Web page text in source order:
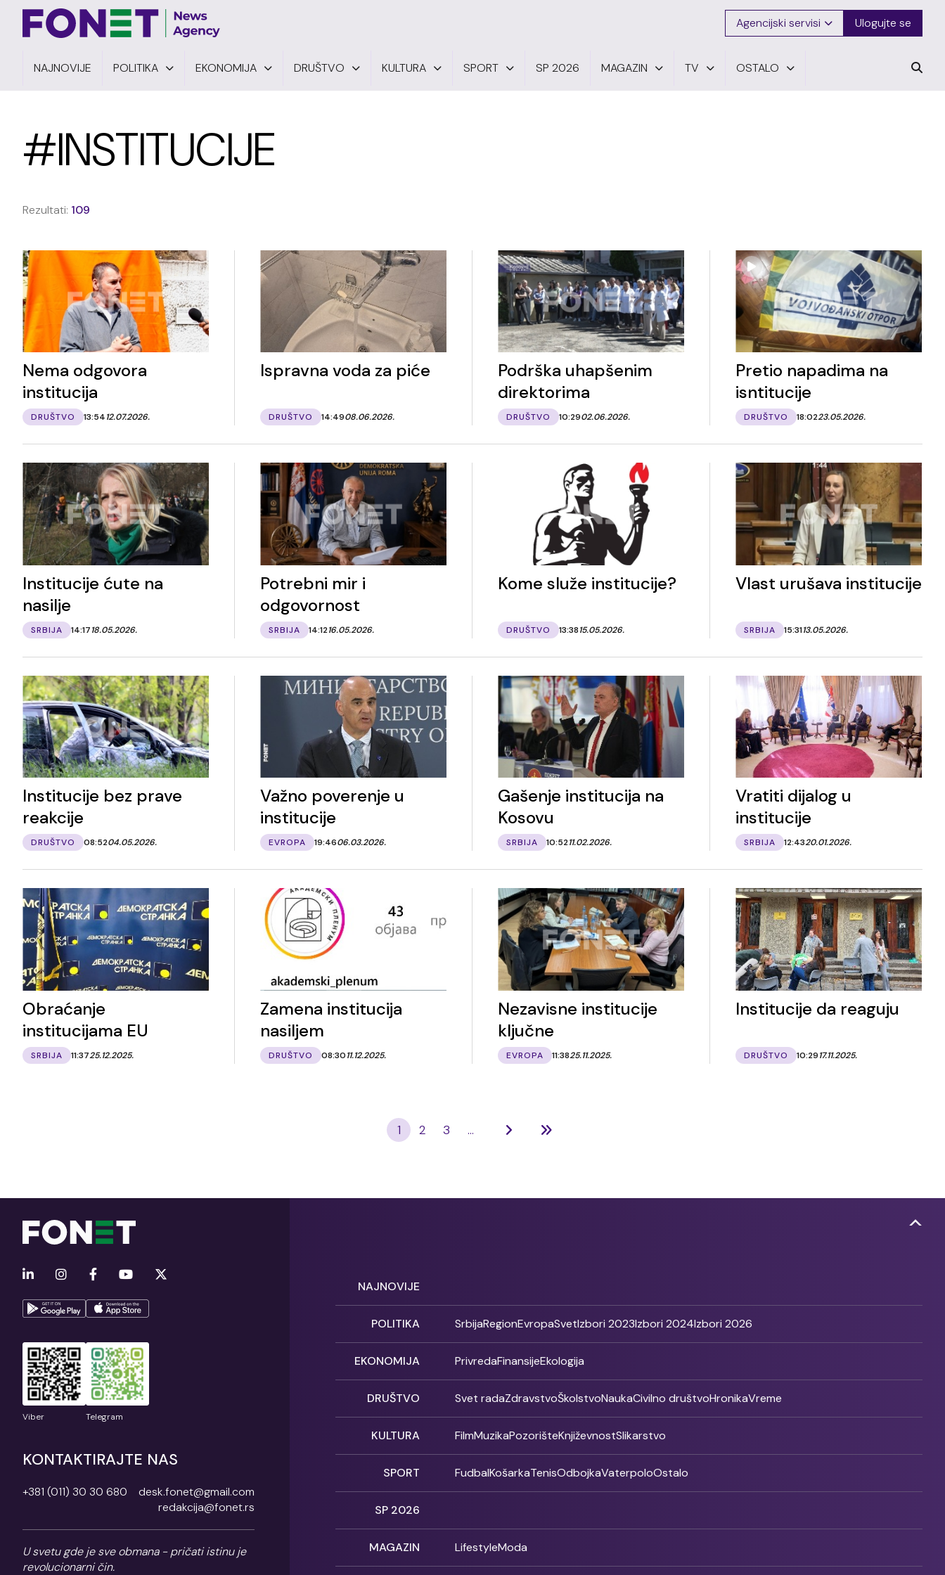
Agencijski servisi Ulogujte se
NAJNOVIJE POLITIKA EKONOMIJA DRUŠTVO KULTURA SPORT SP 2026 MAGAZIN TV OSTALO
#INSTITUCIJE
Rezultati: 109
Nema odgovora
institucija
DRUŠTVO 13:5412.07.2026.
Ispravna voda za piće
DRUŠTVO 14:4908.06.2026.
Podrška uhapšenim
direktorima
DRUŠTVO 10:2902.06.2026.
Pretio napadima na
isntitucije
DRUŠTVO 18:0223.05.2026.
Institucije ćute na
nasilje
SRBIJA 14:1718.05.2026.
Potrebni mir i
odgovornost
SRBIJA 14:1216.05.2026.
Kome služe institucije?
DRUŠTVO 13:3815.05.2026.
Vlast urušava institucije
SRBIJA 15:3113.05.2026.
Institucije bez prave
reakcije
DRUŠTVO 08:5204.05.2026.
Važno poverenje u
institucije
EVROPA 19:4606.03.2026.
Gašenje institucija na
Kosovu
SRBIJA 10:5211.02.2026.
Vratiti dijalog u
institucije
SRBIJA 12:4320.01.2026.
Obraćanje
institucijama EU
SRBIJA 11:3725.12.2025.
Zamena institucija
nasiljem
DRUŠTVO 08:3011.12.2025.
Nezavisne institucije
ključne
EVROPA 11:3825.11.2025.
Institucije da reaguju
DRUŠTVO 10:2917.11.2025.
1 2 3 ...
Viber Telegram
KONTAKTIRAJTE NAS
+381 (011) 30 30 680
desk.fonet@gmail.com
redakcija@fonet.rs
U svetu gde je sve obmana - pričati istinu je
revolucionarni čin.
NAJNOVIJE
POLITIKA SrbijaRegionEvropaSvetIzbori 2023Izbori 2024Izbori 2026
EKONOMIJA PrivredaFinansijeEkologija
DRUŠTVO Svet radaZdravstvoŠkolstvoNaukaCivilno društvoHronikaVreme
KULTURA FilmMuzikaPozorišteKnjiževnostSlikarstvo
SPORT FudbalKošarkaTenisOdbojkaVaterpoloOstalo
SP 2026
MAGAZIN LifestyleModa